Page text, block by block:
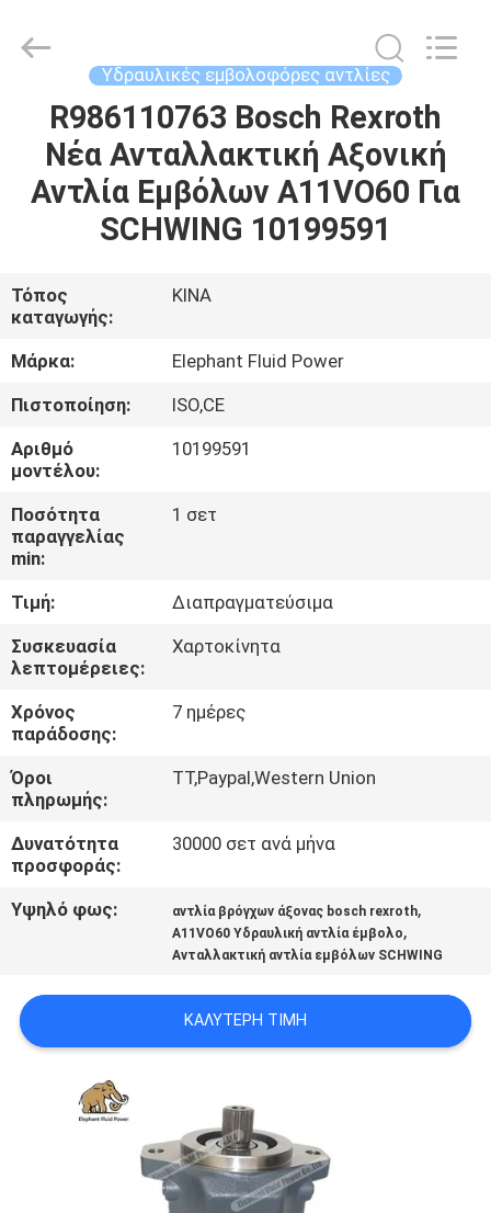
ΣΠΊΤΙ
ΠΡΟΪΌΝΤΑ
ΕΜΕΊΣ
ΓΎΡΟΣ
ΕΡΓΟΣΤΑΣΊΩΝ
ΠΟΙΟΤΙΚΌΣ
ΈΛΕΓΧΟΣ
ΕΛΆΤΕ
ΣΕ
ΕΠΑΦΉ
ΜΕ
ΕΙΔΉΣΕΙΣ
ΠΕΡΙΠΤΏΣΕΙΣ
PRIVACY
POLICY
Power
Co.,Ltd.
Υδραυλικές εμβολοφόρες αντλίες
R986110763 Bosch Rexroth
Νέα Ανταλλακτική Αξονική
Αντλία Εμβόλων A11VO60 Για
SCHWING 10199591
Τόπος
καταγωγής:
ΚΙΝΑ
Μάρκα:
Elephant Fluid Power
Πιστοποίηση:
ISO,CE
Αριθμό
μοντέλου:
10199591
Ποσότητα
παραγγελίας
min:
1 σετ
Τιμή:
Διαπραγματεύσιμα
Συσκευασία
λεπτομέρειες:
Χαρτοκίνητα
Χρόνος
παράδοσης:
7 ημέρες
Όροι
πληρωμής:
TT,Paypal,Western Union
Δυνατότητα
προσφοράς:
30000 σετ ανά μήνα
Υψηλό φως: αντλία βρόγχων άξονας bosch rexroth,
Α11VO60 Υδραυλική αντλία έμβολο,
Ανταλλακτική αντλία εμβόλων SCHWING
ΚΑΛΎΤΕΡΗ ΤΙΜΉ